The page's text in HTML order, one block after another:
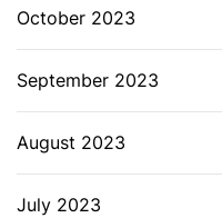
October 2023
September 2023
August 2023
July 2023